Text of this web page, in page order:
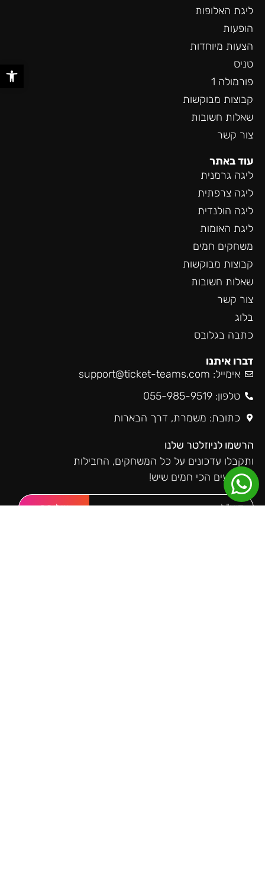
ליגת האלופות
הופעות
הצעות מיוחדות
טניס
פורמולה 1
קבוצות מבוקשות
שאלות חשובות
צור קשר
עוד באתר
ליגה גרמנית
ליגה צרפתית
ליגה הולנדית
ליגת האומות
משחקים חמים
קבוצות מבוקשות
שאלות חשובות
צור קשר
בלוג
כתבה בגלובס
דברו איתנו
אימייל: support@ticket-teams.com
טלפון: 055-985-9519
כתובת: משמרת, דרך הבארות
הרשמו לניוזלטר שלנו
ותקבלו עדכונים על כל המשחקים, החבילות
והאירועים הכי חמים שיש!
שליחה
פתח